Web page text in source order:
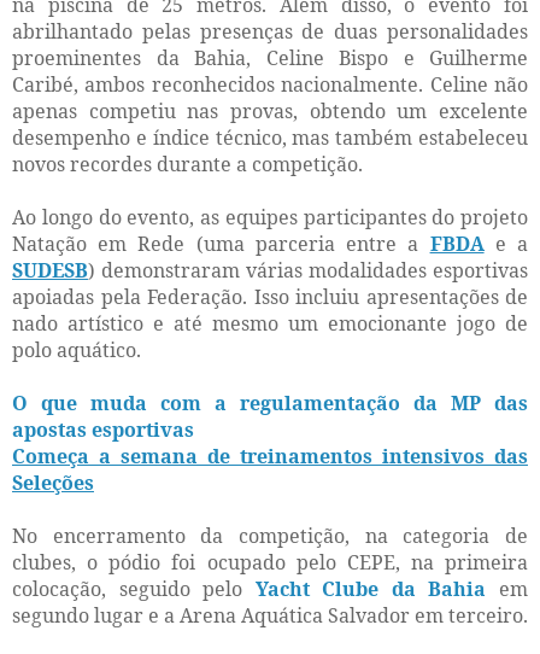
abrilhantado pelas presenças de duas personalidades
proeminentes da Bahia, Celine Bispo e Guilherme
Caribé, ambos reconhecidos nacionalmente. Celine não
apenas competiu nas provas, obtendo um excelente
desempenho e índice técnico, mas também estabeleceu
novos recordes durante a competição.
Ao longo do evento, as equipes participantes do projeto
Natação em Rede (uma parceria entre a FBDAe a
SUDESB) demonstraram várias modalidades esportivas
apoiadas pela Federação. Isso incluiu apresentações de
nado artístico e até mesmo um emocionante jogo de
polo aquático.
O que muda com a regulamentação da MP das
apostas esportivas
Começa a semana de treinamentos intensivos das
Seleções
No encerramento da competição, na categoria de
clubes, o pódio foi ocupado pelo CEPE, na primeira
colocação, seguido pelo Yacht Clube da Bahia em
segundo lugar e a Arena Aquática Salvador em terceiro.